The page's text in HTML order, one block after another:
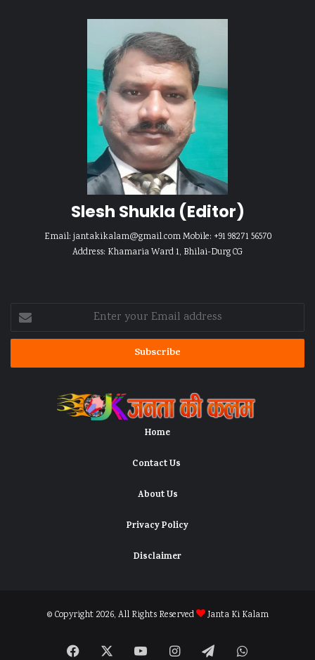
Slesh Shukla (Editor)
Email:jantakikalam@gmail.comMobile: +91 98271 56570
Address: Khamaria Ward 1, Bhilai-Durg CG
Enter
your
Email
Home
Contact Us
About Us
Privacy Policy
Disclaimer
© Copyright 2026, All Rights Reserved Janta Ki Kalam
Facebook YouTubeInstagramTelegramWhatsApp